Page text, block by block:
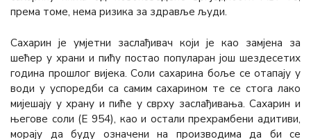
према томе, нема ризика за здравље људи.
Сахарин је умјетни заслађивач који је као замјена за
шећер у храни и пићу постао популаран још шездесетих
година прошлог вијека. Соли сахарина боље се отапају у
води у успоредби са самим сахарином те се стога лако
мијешају у храну и пиће у сврху заслађивања. Сахарин и
његове соли (Е 954), као и остали прехрамбени адитиви,
морају да буду означени на производима да би се